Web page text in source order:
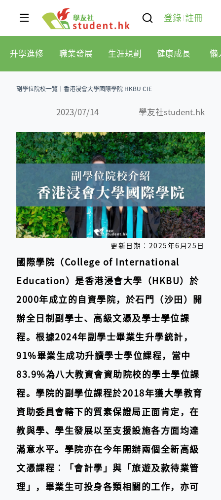
登錄 註冊
升學進修 職業發展 生涯規劃 健康成長 懶
副學位院校一覽｜香港浸會大學國際學院 HKBU CIE
2023/07/14 學友社student.hk
更新日期︰2025年6月25日
國際學院（College of International
Education）是香港浸會大學（HKBU）於
2000年成立的自資學院，於石門（沙田）開
辦全日制副學士、高級文憑及學士學位課
程。根據2024年副學士畢業生升學統計，
91%畢業生成功升讀學士學位課程，當中
83.9%為八大教資會資助院校的學士學位課
程。學院的副學位課程於2018年獲大學教育
資助委員會轄下的質素保證局正面肯定，在
教與學、學生發展以至支援設施各方面均達
滿意水平。學院亦在今年開辦兩個全新高級
文憑課程︰「會計學」與「旅遊及款待業管
理」，畢業生可投身各類相關的工作，亦可